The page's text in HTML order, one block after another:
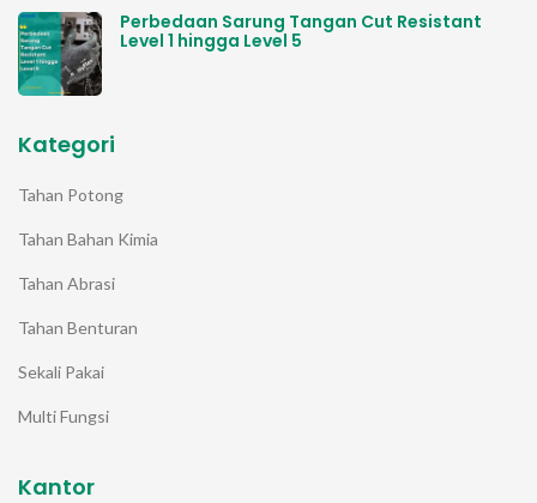
Perbedaan Sarung Tangan Cut Resistant
Level 1 hingga Level 5
Kategori
Tahan Potong
Tahan Bahan Kimia
Tahan Abrasi
Tahan Benturan
Sekali Pakai
Multi Fungsi
Kantor